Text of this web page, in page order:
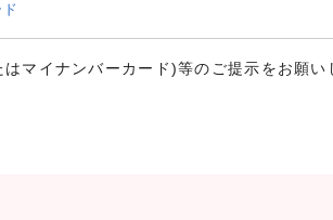
マイナンバーカード)等のご提示をお願い